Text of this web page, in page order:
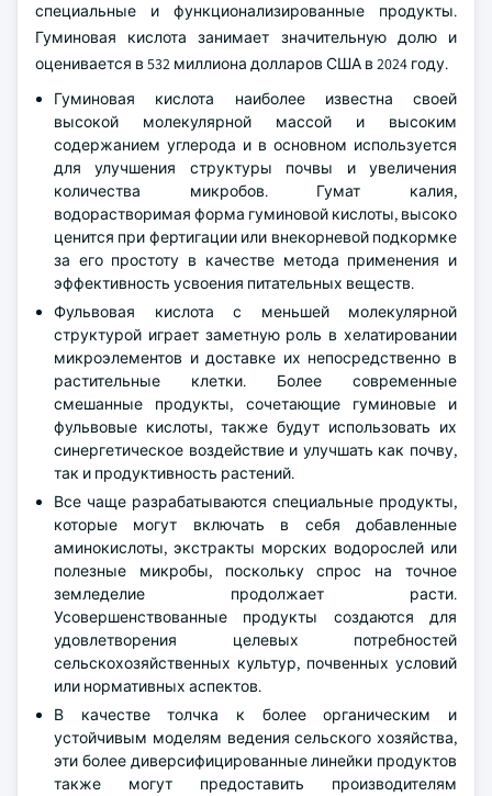
специальные и функционализированные продукты.
Гуминовая кислота занимает значительную долю и
оценивается в 532 миллиона долларов США в 2024 году.
Гуминовая кислота наиболее известна своей
высокой молекулярной массой и высоким
содержанием углерода и в основном используется
для улучшения структуры почвы и увеличения
количества микробов. Гумат калия,
водорастворимая форма гуминовой кислоты, высоко
ценится при фертигации или внекорневой подкормке
за его простоту в качестве метода применения и
эффективность усвоения питательных веществ.
Фульвовая кислота с меньшей молекулярной
структурой играет заметную роль в хелатировании
микроэлементов и доставке их непосредственно в
растительные клетки. Более современные
смешанные продукты, сочетающие гуминовые и
фульвовые кислоты, также будут использовать их
синергетическое воздействие и улучшать как почву,
так и продуктивность растений.
Все чаще разрабатываются специальные продукты,
которые могут включать в себя добавленные
аминокислоты, экстракты морских водорослей или
полезные микробы, поскольку спрос на точное
земледелие продолжает расти.
Усовершенствованные продукты создаются для
удовлетворения целевых потребностей
сельскохозяйственных культур, почвенных условий
или нормативных аспектов.
В качестве толчка к более органическим и
устойчивым моделям ведения сельского хозяйства,
эти более диверсифицированные линейки продуктов
также могут предоставить производителям